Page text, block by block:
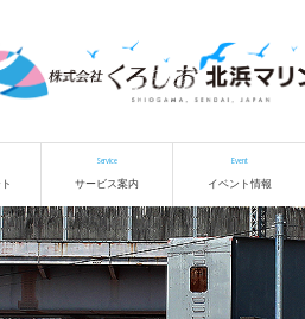
Service
サービス案内
Event
イベント情報